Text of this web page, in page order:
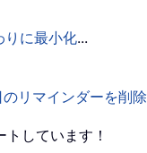
に最小化...
リマインダーを削除
しています！